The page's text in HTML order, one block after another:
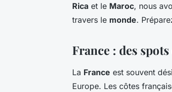
Rica et le Maroc, nous
travers le monde.
France : des
La France est souvent
Europe. Les côtes